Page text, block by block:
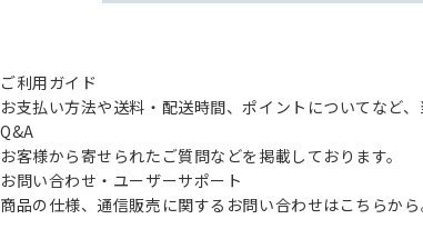
ご利用ガイド
お支払い方法や送料・配送時間、ポイントについてなど
Q&A
お客様から寄せられたご質問などを掲載しております。
お問い合わせ・ユーザーサポート
商品の仕様、通信販売に関するお問い合わせはこちらから